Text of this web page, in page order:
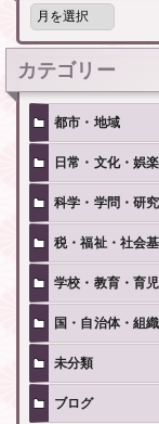
記
事
カテゴリー
都市・地域
日常・文化・娯楽
科学・学問・研究
税・福祉・社会
学校・教育・育児
国・自治体・組織
未分類
ブログ